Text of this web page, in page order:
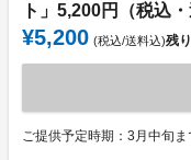
ト」5,200円（税込・
¥5,200 (税込/送料込)残り
ご提供予定時期：3月中旬